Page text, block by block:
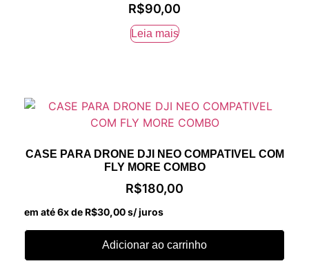
R$90,00
Leia mais
CASE PARA DRONE DJI NEO COMPATIVEL COM
FLY MORE COMBO
R$180,00
em até 6x de R$30,00s/ juros
Adicionar ao carrinho